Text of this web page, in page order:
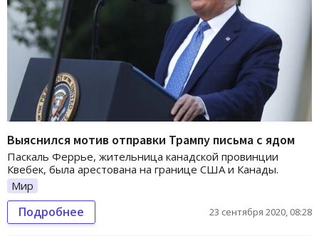
Выяснился мотив отправки Трампу письма с ядом
Паскаль Феррье, жительница канадской провинции
Квебек, была арестована на границе США и Канады.
Мир
Подробнее 23 сентября 2020, 08:28